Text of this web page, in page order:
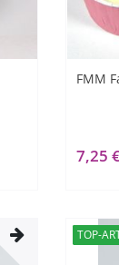
FMM
7,25
TOP-